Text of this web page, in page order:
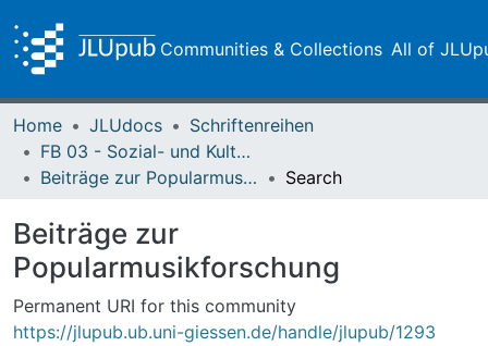
Communities & Collections All of
Home JLUdocs
Schriftenreihen
FB 03 - Sozial- und Kulturwissenschaften
Beiträge zur Popularmusikforschung
Search
Beiträge zur
Popularmusikforschung
Permanent URI for this community
https://jlupub.ub.uni-giessen.de/handle/jlupub/1293